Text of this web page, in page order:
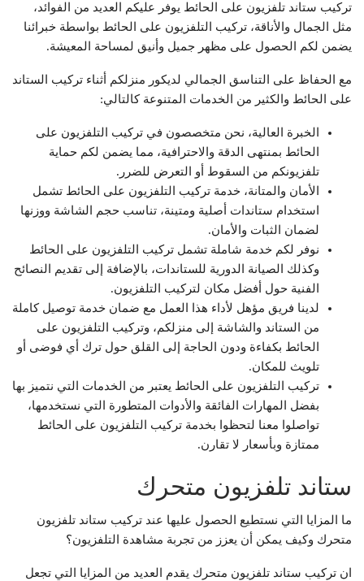
تركيب ستاند تلفزيون على الحائط يوفر عليكم العديد من الفوائد،
مثل الجمال والأناقة، تركيب التلفزيون على الحائط بواسطة خبرائنا
يضمن لكم الحصول على مظهر جميل وأنيق لمساحة المعيشة.
مع الحفاظ على التناسق الجمالي لديكور منزلكم أثناء تركيب الستاند
على الحائط والكثير من الخدمات المتنوعة كالتالي:
الخبرة العالية، نحن متخصصون في تركيب التلفزيون على
الحائط بمنتهى الدقة والاحترافية، مما يضمن لكم حماية
تلفزيونكم من السقوط أو التعرض للضرر.
الأمان والمتانة، خدمة تركيب التلفزيون على الحائط تشمل
استخدام ستاندات أصلية ومتينة، تناسب حجم الشاشة ووزنها
لضمان الثبات والأمان.
نوفر لكم خدمة شاملة تشمل تركيب التلفزيون على الحائط
وكذلك الصيانة الدورية للستاندات، بالإضافة إلى تقديم النصائح
الفنية حول أفضل مكان لتركيب التلفزيون.
لدينا فريق مؤهل لأداء هذا العمل مع ضمان خدمة توصيل كاملة
من الستاند والشاشة إلى منزلكم، وتركيب التلفزيون على
الحائط بكفاءة ودون الحاجة إلى القلق حول ترك أي فوضى أو
تلويث للمكان.
تركيب التلفزيون على الحائط يعتبر من الخدمات التي نتميز بها
بفضل المهارات الفائقة والأدوات المتطورة التي نستخدمها،
تواصلوا معنا لتحظوا بخدمة تركيب التلفزيون على الحائط
ممتازة وبأسعار لا تقارن.
ستاند تلفزيون متحرك
ما المزايا التي نستطيع الحصول عليها عند تركيب ستاند تلفزيون
متحرك وكيف يمكن أن يعزز من تجربة مشاهدة التلفزيون؟
ان تركيب ستاند تلفزيون متحرك يقدم العديد من المزايا التي تجعل